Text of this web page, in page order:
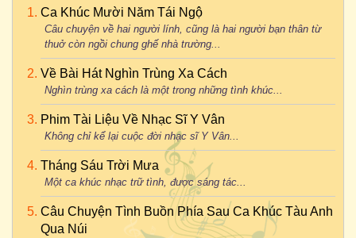
Ca Khúc Mười Năm Tái Ngộ
Câu chuyện về hai người lính, cũng là hai người bạn thân từ
thuở còn ngồi chung ghế nhà trường...
Về Bài Hát Nghìn Trùng Xa Cách
Nghìn trùng xa cách là một trong những tình khúc...
Phim Tài Liệu Về Nhạc Sĩ Y Vân
Không chỉ kể lại cuộc đời nhạc sĩ Y Vân...
Tháng Sáu Trời Mưa
Một ca khúc nhạc trữ tình, được sáng tác...
Câu Chuyện Tình Buồn Phía Sau Ca Khúc Tàu Anh
Qua Núi